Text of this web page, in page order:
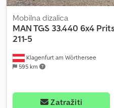
Klagenfurt am Wörthersee
595 km
Mobilna dizalica
MAN TGS 33.440 6x4
211-5
Zatražiti